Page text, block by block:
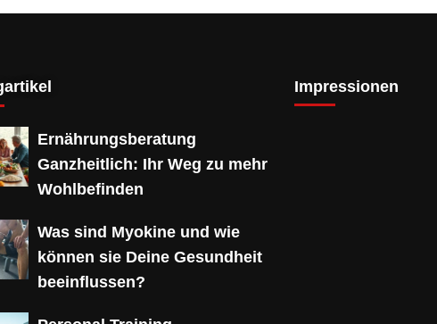
Ernährungsberatung
Ganzheitlich: Ihr Weg zu mehr
Wohlbefinden
Was sind Myokine und wie
können sie Deine Gesundheit
beeinflussen?
Impressionen